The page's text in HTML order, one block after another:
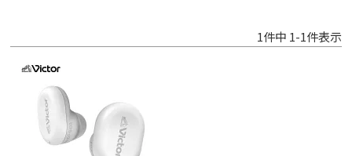
1件中 1-1件表示